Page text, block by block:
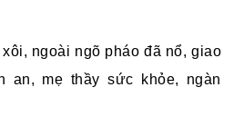
ngoài ngõ pháo đã nổ, giao
an, mẹ thầy sức khỏe, ngàn